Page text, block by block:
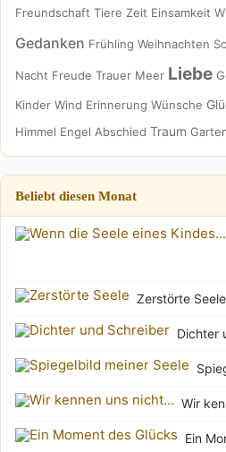
Freundschaft Tiere Zeit Einsamkeit
Gedanken Frühling Weihnachten
Nacht Freude Trauer Meer Liebe
Kinder Wind Erinnerung Wünsche
Himmel Engel Abschied Traum
Beliebt diesen Monat
Zerstörte Seele
Dichter
Wir
Ein